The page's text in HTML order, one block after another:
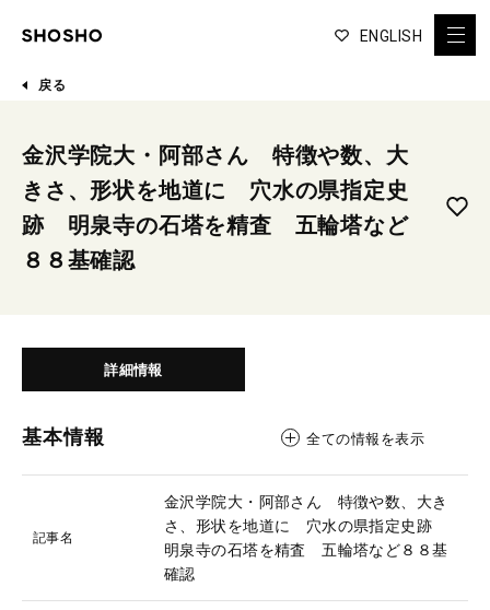
ENGLISH
戻る
金沢学院大・阿部さん 特徴や数、大
きさ、形状を地道に 穴水の県指定史
跡 明泉寺の石塔を精査 五輪塔など
８８基確認
詳細情報
基本情報 全ての情報を表示
記事名
金沢学院大・阿部さん 特徴や数、大き
さ、形状を地道に 穴水の県指定史跡
明泉寺の石塔を精査 五輪塔など８８基
確認